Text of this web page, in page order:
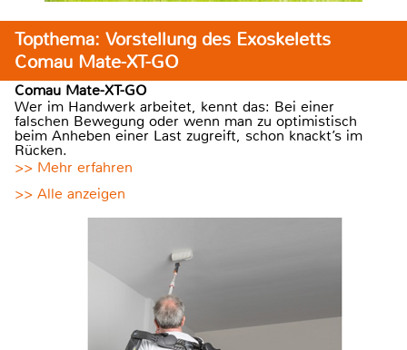
Topthema: Vorstellung des Exoskeletts
Comau Mate-XT-GO
Comau Mate-XT-GO
Wer im Handwerk arbeitet, kennt das: Bei einer
falschen Bewegung oder wenn man zu optimistisch
beim Anheben einer Last zugreift, schon knackt’s im
Rücken.
>> Mehr erfahren
>> Alle anzeigen